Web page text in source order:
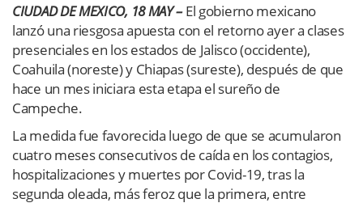
CIUDAD DE MEXICO, 18 MAY –El gobierno mexicano
lanzó una riesgosa apuesta con el retorno ayer a clases
presenciales en los estados de Jalisco (occidente),
Coahuila (noreste) y Chiapas (sureste), después de que
hace un mes iniciara esta etapa el sureño de
Campeche.
La medida fue favorecida luego de que se acumularon
cuatro meses consecutivos de caída en los contagios,
hospitalizaciones y muertes por Covid-19, tras la
segunda oleada, más feroz que la primera, entre